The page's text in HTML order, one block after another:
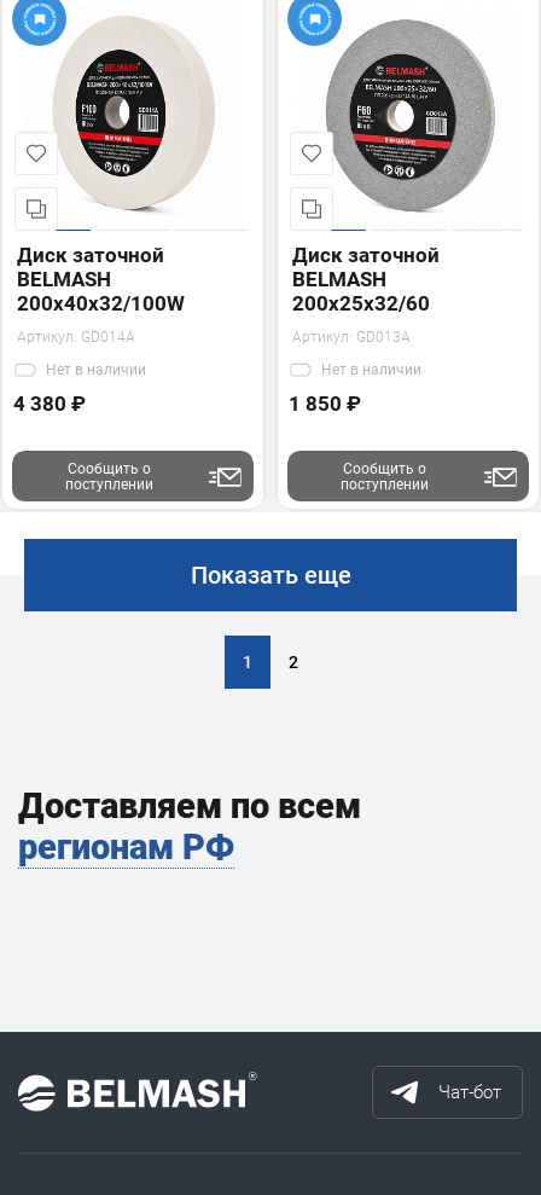
Диск заточной
BELMASH
200х40х32/100W
Артикул: GD014A
Нет в наличии
4 380 ₽
Сообщить о
поступлении
Диск заточной
BELMASH
200х25х32/60
Артикул: GD013A
Нет в наличии
1 850 ₽
Сообщить о
поступлении
Показать еще
1 2
Доставляем по всем
регионам РФ
Чат-бот